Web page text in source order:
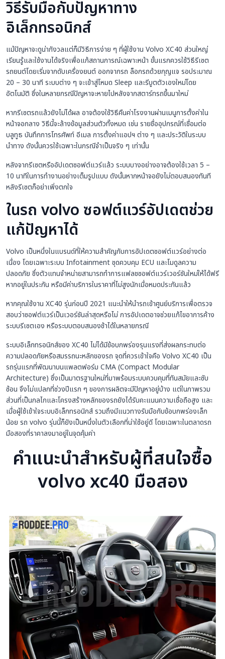
วิธีรับมือกับปัญหาทาง
อิเล็กทรอนิกส์
แม้ปัญหาจะดูน่ากังวลแต่ก็มีวิธีการง่าย ๆ ที่ผู้ใช้งาน Volvo XC40 ส่วนใหญ่
เรียนรู้และใช้งานได้จริงเพื่อแก้สถานการณ์เฉพาะหน้า ขั้นแรกควรใช้วิธีรีเซต
รถยนต์โดยเริ่มจากดับเครื่องยนต์ ออกจากรถ ล็อกรถด้วยกุญแจ รอประมาณ
20 – 30 นาที ระบบต่าง ๆ จะเข้าสู่โหมด Sleep และรีบูตตัวเองใหม่โดย
อัตโนมัติ ซึ่งในหลายกรณีปัญหาจะหายไปหลังจากสตาร์ทรถขึ้นมาใหม่
หากรีเซตรถแล้วยังไม่ได้ผล อาจต้องใช้วิธีคืนค่าโรงงานผ่านเมนูการตั้งค่าใน
หน้าจอกลาง วิธีนี้จะล้างข้อมูลส่วนตัวทั้งหมด เช่น รายชื่ออุปกรณ์ที่เชื่อมต่อ
บลูทูธ บันทึกการโทรศัพท์ อีเมล การตั้งค่าแอปฯ ต่าง ๆ และประวัติในระบบ
นำทาง ดังนั้นควรใช้เฉพาะในกรณีจำเป็นจริง ๆ เท่านั้น
หลังจากรีเซตหรืออัปเดตซอฟต์แวร์แล้ว ระบบบางอย่างอาจต้องใช้เวลา 5 –
10 นาทีในการทำงานอย่างเต็มรูปแบบ ดังนั้นหากหน้าจอยังไม่ตอบสนองทันที
หลังรีเซตก็อย่าเพิ่งตกใจ
ในรถ volvo ซอฟต์แวร์อัปเดตช่วย
แก้ปัญหาได้
Volvo เป็นหนึ่งในแบรนด์ที่ให้ความสำคัญกับการอัปเดตซอฟต์แวร์อย่างต่อ
เนื่อง โดยเฉพาะระบบ Infotainment ชุดควบคุม ECU และโมดูลความ
ปลอดภัย ซึ่งตัวแทนจำหน่ายสามารถทำการแฟลชซอฟต์แวร์เวอร์ชันใหม่ให้ได้ฟรี
หากอยู่ในประกัน หรือมีค่าบริการในราคาที่ไม่สูงนักเมื่อหมดประกันแล้ว
หากคุณใช้งาน XC40 รุ่นก่อนปี 2021 แนะนำให้นำรถเข้าศูนย์บริการเพื่อตรวจ
สอบว่าซอฟต์แวร์เป็นเวอร์ชันล่าสุดหรือไม่ การอัปเดตอาจช่วยแก้ไขอาการค้าง
ระบบรีเซตเอง หรือระบบตอบสนองช้าได้ในหลายกรณี
ระบบอิเล็กทรอนิกส์ของ XC40 ไม่ได้มีข้อบกพร่องรุนแรงที่ส่งผลกระทบต่อ
ความปลอดภัยหรือสมรรถนะหลักของรถ จุดที่ควรเข้าใจคือ Volvo XC40 เป็น
รถรุ่นแรกที่พัฒนาบนแพลตฟอร์ม CMA (Compact Modular
Architecture) ซึ่งเป็นมาตรฐานใหม่ที่มาพร้อมระบบควบคุมที่ทันสมัยและซับ
ซ้อน จึงไม่แปลกที่ช่วงปีแรก ๆ ของการผลิตจะมีปัญหาอยู่บ้าง แต่ในภาพรวม
ส่วนที่เป็นกลไกและโครงสร้างหลักของรถยังได้รับคะแนนความเชื่อถือสูง และ
เมื่อผู้ใช้เข้าใจระบบอิเล็กทรอนิกส์ รวมถึงมีแนวทางรับมือกับข้อบกพร่องเล็ก
น้อย รถ volvo รุ่นนี้ก็ยังเป็นหนึ่งในตัวเลือกที่น่าใช้อยู่ดี โดยเฉพาะในตลาดรถ
มือสองที่ราคาลงมาอยู่ในจุดคุ้มค่า
คำแนะนำสำหรับผู้ที่สนใจซื้อ
volvo xc40 มือสอง